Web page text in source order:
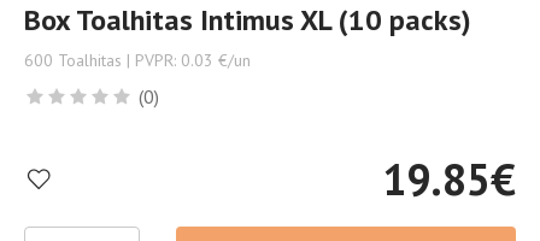
Box Toalhitas Intimus XL (10 packs)
600 Toalhitas | PVPR: 0.03 €/un
(0)
19.85€